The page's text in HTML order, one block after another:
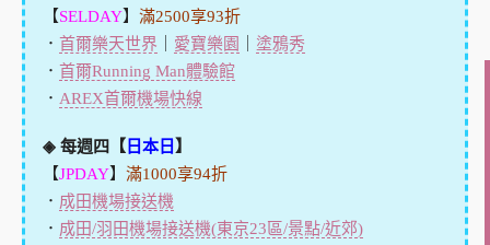
【SELDAY】 滿2500享93折
． 首爾樂天世界 愛寶樂園
塗鴉秀
． 首爾Running Man體驗館
． AREX首爾機場快線
◈ 每週四【 日本日 】
【JPDAY】 滿1000享94折
． 成田機場接送機
． 成田/羽田機場接送機(東京23區/景點/近郊)